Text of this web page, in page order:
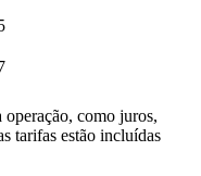
operação, como juros,
tarifas estão incluídas